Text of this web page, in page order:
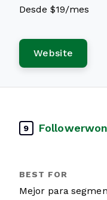
Desde $19/mes
Website
9
Mejor para